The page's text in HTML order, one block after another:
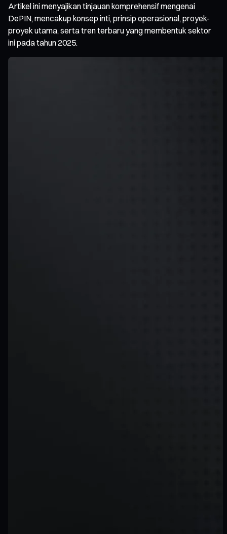
Artikel ini menyajikan tinjauan komprehensif mengenai
DePIN, mencakup konsep inti, prinsip operasional, proyek-
proyek utama, serta tren terbaru yang membentuk sektor
ini pada tahun 2025.